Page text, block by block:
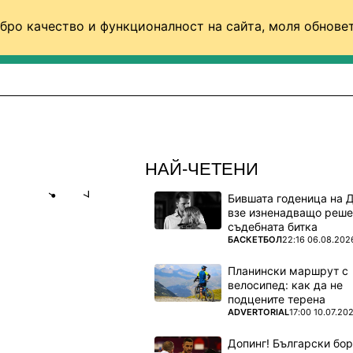
качество и функционалност на сайта, моля
НАЙ-ЧЕТЕНИ
Бившата годеница на
взе изненадващо
съдебната битка
ПОВЕЧЕ ОТ
БАСКЕТБОЛ22:16
Планински маршрут с
велосипед: как да не
подцените терена
ПОВЕЧЕ ОТ
ADVERTORIAL17:00
Допинг! Български